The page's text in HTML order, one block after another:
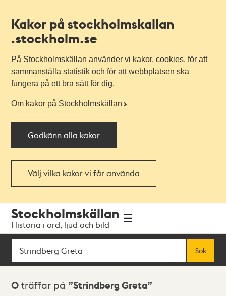
Kakor på stockholmskallan
.stockholm.se
På Stockholmskällan använder vi kakor, cookies, för att
sammanställa statistik och för att webbplatsen ska
fungera på ett bra sätt för dig.
Om kakor på Stockholmskällan
Godkänn alla kakor
Välj vilka kakor vi får använda
navigationen
huvudinnehållet
Stockholmskällan
Historia i ord, ljud och bild
Sök
Sök
Sökresultat
0 träffar på Strindberg Greta